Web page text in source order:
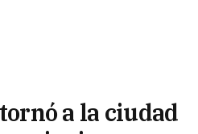
a la ciudad